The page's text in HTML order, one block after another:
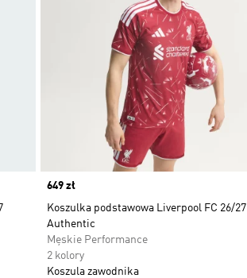
Price
649 zł
Koszulka podstawowa Liverpool FC 26/27
Authentic
Męskie Performance
2 kolory
Koszula zawodnika